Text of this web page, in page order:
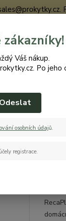
1,5L/ZE
ZE
Váš nákup.
Po jeho
Odeslat
osobních údajů.
registrace.